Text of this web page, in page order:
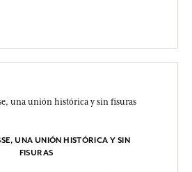
UNA UNIÓN HISTÓRICA Y SIN
FISURAS